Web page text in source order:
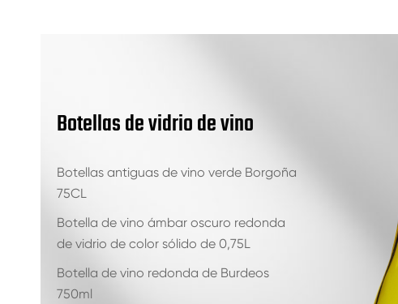
Botellas de vidrio de vino
Botellas antiguas de vino verde Borgoña
75CL
Botella de vino ámbar oscuro redonda
de vidrio de color sólido de 0,75L
Botella de vino redonda de Burdeos
750ml